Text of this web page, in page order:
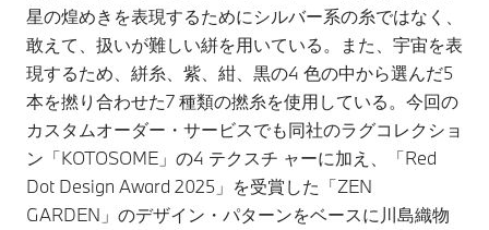
星の煌めきを表現するためにシルバー系の糸ではなく、
敢えて、扱いが難しい絣を用いている。また、宇宙を表
現するため、絣糸、紫、紺、黒の4 色の中から選んだ5
本を撚り合わせた7 種類の撚糸を使用している。今回の
カスタムオーダー・サービスでも同社のラグコレクショ
ン「KOTOSOME」の4 テクスチ ャーに加え、「Red
Dot Design Award 2025」を受賞した「ZEN
GARDEN」のデザイン・パターンをベースに川島織物